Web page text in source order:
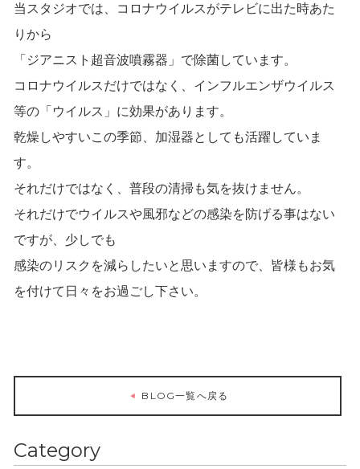
当スタジオでは、コロナウイルスがテレビに出た時あた
りから
「ジアニスト超音波噴霧器」で除菌しています。
コロナウイルスだけではなく、インフルエンザウイルス
等の「ウイルス」に効果があります。
乾燥しやすいこの季節、加湿器としても活躍していま
す。
それだけではなく、普段の清掃も気を抜けません。
それだけでウイルスや風邪などの感染を防げる事はない
ですが、少しでも
感染のリスクを減らしたいと思いますので、皆様もお気
を付けて日々をお過ごし下さい。
BLOG一覧へ戻る
Category